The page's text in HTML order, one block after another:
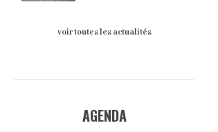
voir toutes les actualités
AGENDA